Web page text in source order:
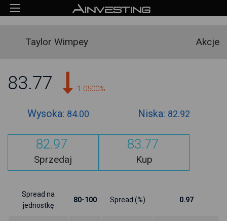
Taylor Wimpey Akcje
83.77 -1.0500%
Wysoka: 84.00 Niska: 82.92
82.97
Sprzedaj
83.77
Kup
Spread na
jednostkę
80-100 Spread (%) 0.97